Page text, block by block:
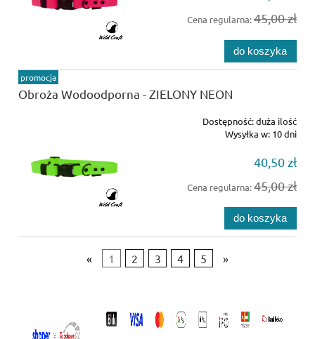
Cena regularna:45,00 zł
do koszyka
Obroża Wodoodporna - ZIELONY NEON
Dostępność:duża ilość
Wysyłka w: 10 dni
40,50 zł
Cena regularna:45,00 zł
do koszyka
promocja
« 1 2 3 4 5 »